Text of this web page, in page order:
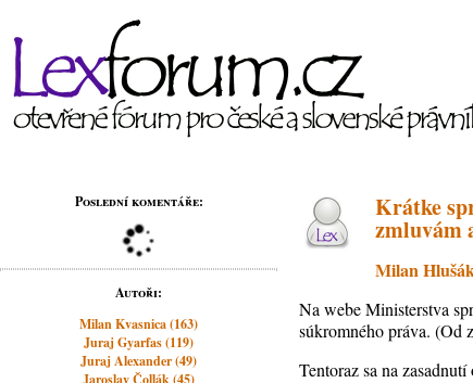
Poslední komentáře:
Autoři:
Milan Kvasnica (163)
Juraj Gyarfas (119)
Juraj Alexander (49)
Jaroslav Čollák (45)
Krátke
zmluvám
Milan
Na webe Ministerstva
súkromného práva. (Od
Tentoraz sa na